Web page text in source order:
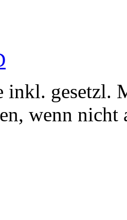
inkl. gesetzl.
wenn nicht